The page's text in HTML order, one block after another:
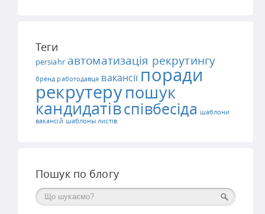
Теги
persiahr автоматизація рекрутингу
бренд работодавця вакансії поради
рекрутерупошук
кандидатівспівбесіда шаблони
вакансій шаблоны листів
Пошук по блогу
Поиск